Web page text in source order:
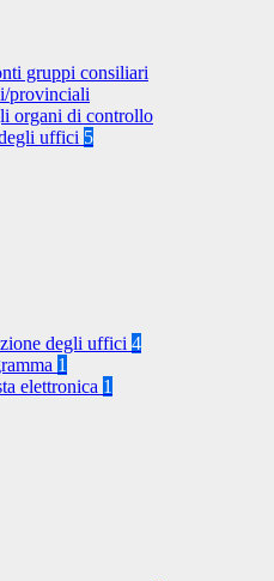
gruppi consiliari
provinciali
organi di controllo
uffici 5
degli uffici 4
1
elettronica 1